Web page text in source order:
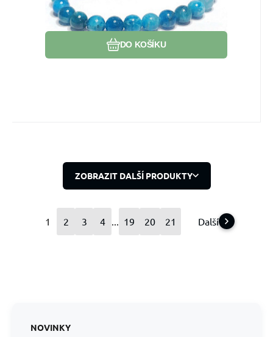
DO KOŠÍKU
ZOBRAZIT DALŠÍ PRODUKTY
1 2 3 4 ... 19 20 21 Další
NOVINKY